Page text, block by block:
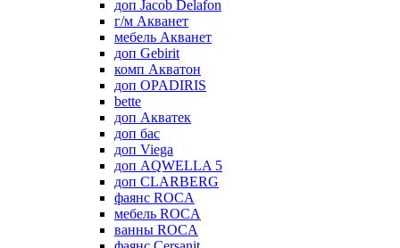
доп Jacob Delafon
г/м Акванет
мебель Акванет
доп Gebirit
комп Акватон
доп OPADIRIS
bette
доп Акватек
доп бас
доп Viega
доп AQWELLA 5
доп CLARBERG
фаянс ROCA
мебель ROCA
ванны ROCA